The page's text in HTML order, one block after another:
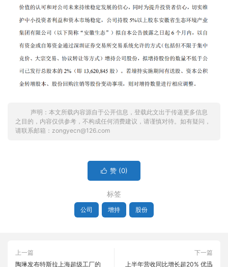
声明：本文所载内容源自于公开信息，登载此文出于传递更多信息
之目的，内容仅供参考，不构成任何消费建议，请谨慎对待。如有疑问，
请联系邮箱：zongyecn@126.com
 赞 (0)
标签
公司 增持 股份
上一篇
陶琳发布特斯拉上海超级工厂的
下一篇
上半年营收同比增长超20% 优迅